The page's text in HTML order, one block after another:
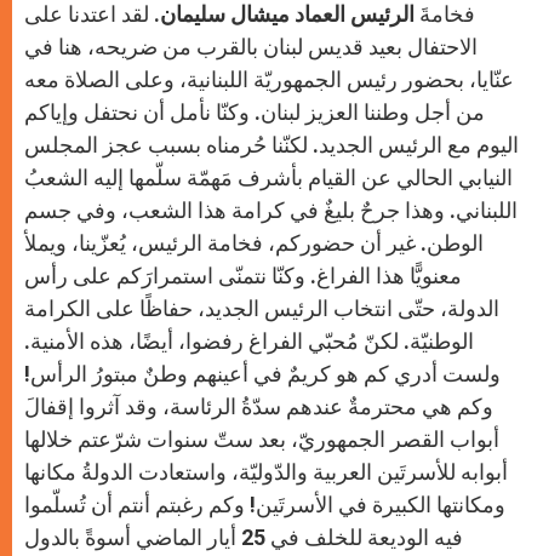
فخامةَ الرئيس العماد ميشال سليمان. لقد اعتدنا على
الاحتفال بعيد قديس لبنان بالقرب من ضريحه، هنا في
عنّايا، بحضور رئيس الجمهوريّة اللبنانية، وعلى الصلاة معه
من أجل وطننا العزيز لبنان. وكنّا نأمل أن نحتفل وإياكم
اليوم مع الرئيس الجديد. لكنّنا حُرمناه بسبب عجز المجلس
النيابي الحالي عن القيام بأشرف مَهمّة سلّمها إليه الشعبُ
اللبناني. وهذا جرحٌ بليغٌ في كرامة هذا الشعب، وفي جسم
الوطن. غير أن حضوركم، فخامة الرئيس، يُعزّينا، ويملأ
معنويًّا هذا الفراغ. وكنّا نتمنّى استمرارَكم على رأس
الدولة، حتّى انتخاب الرئيس الجديد، حفاظًا على الكرامة
الوطنيّة. لكنّ مُحبّي الفراغ رفضوا، أيضًا، هذه الأمنية.
ولست أدري كم هو كريمٌ في أعينهم وطنٌ مبتورُ الرأس!
وكم هي محترمةٌ عندهم سدّةُ الرئاسة، وقد آثروا إقفالَ
أبواب القصر الجمهوريّ، بعد ستّ سنوات شرّعتم خلالها
أبوابه للأسرتَين العربية والدّوليّة، واستعادت الدولةُ مكانها
ومكانتها الكبيرة في الأسرتَين! وكم رغبتم أنتم أن تُسلّموا
فيه الوديعة للخلف في 25 أيار الماضي أسوةً بالدول